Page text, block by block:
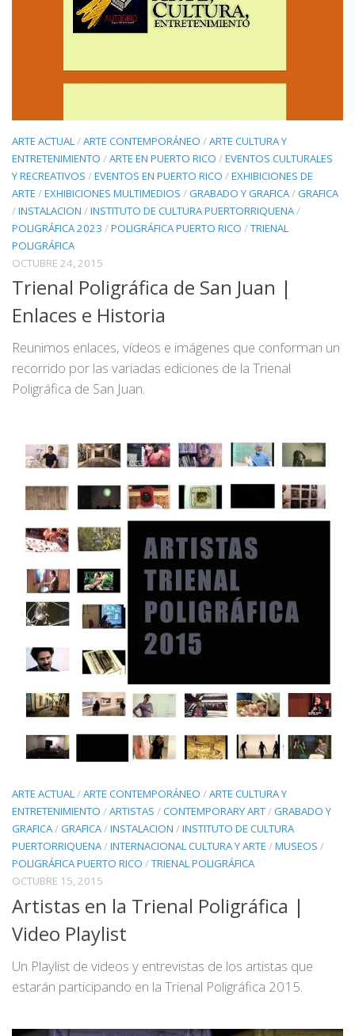
ARTE ACTUAL /ARTE CONTEMPORÁNEO /ARTE CULTURA Y
ENTRETENIMIENTO /ARTE EN PUERTO RICO /EVENTOS CULTURALES
Y RECREATIVOS /EVENTOS EN PUERTO RICO /EXHIBICIONES DE
ARTE /EXHIBICIONES MULTIMEDIOS / GRABADO Y GRAFICA / GRAFICA
/INSTALACION /INSTITUTO DE CULTURA PUERTORRIQUENA /
POLIGRÁFICA 2023 /POLIGRÁFICA PUERTO RICO /TRIENAL
POLIGRÁFICA
OCTUBRE 24, 2015
Trienal Poligráfica de San Juan |
Enlaces e Historia
Reunimos enlaces, vídeos e imágenes que conforman un
recorrido por las variadas ediciones de la Trienal
Poligráfica de San Juan.
ARTE ACTUAL/ARTE CONTEMPORÁNEO /ARTE CULTURA Y
ENTRETENIMIENTO /ARTISTAS /CONTEMPORARY ART/ GRABADO Y
GRAFICA/ GRAFICA/INSTALACION /INSTITUTO DE CULTURA
PUERTORRIQUENA/INTERNACIONAL CULTURA Y ARTE /MUSEOS /
POLIGRÁFICA PUERTO RICO /TRIENAL POLIGRÁFICA
OCTUBRE 15, 2015
Artistas en la Trienal Poligráfica |
Video Playlist
Un Playlist de videos y entrevistas de los artistas que
estarán participando en la Trienal Poligráfica 2015.